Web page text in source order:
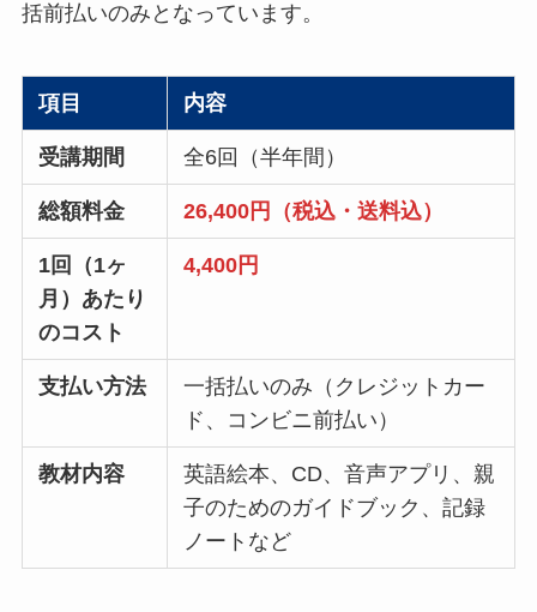
括前払いのみとなっています。
項目 内容
受講期間 全6回（半年間）
総額料金 26,400円（税込・送料込）
1回（1ヶ
月）あたり
のコスト
4,400円
支払い方法
一括払いのみ（クレジットカー
ド、コンビニ前払い）
教材内容
英語絵本、CD、音声アプリ、親
子のためのガイドブック、記録
ノートなど